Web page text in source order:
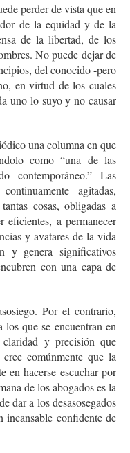
perder de vista que en
de la equidad y de la
de la libertad, de los
No puede dejar de
del conocido -pero
en virtud de los cuales
uno lo suyo y no causar
una columna en que
como “una de las
contemporáneo.” Las
agitadas,
cosas, obligadas a
a permanecer
y avatares de la vida
y genera significativos
con una capa de
Por el contrario,
que se encuentran en
y precisión que
comúnmente que la
en hacerse escuchar por
de los abogados es la
dar a los desasosegados
confidente de